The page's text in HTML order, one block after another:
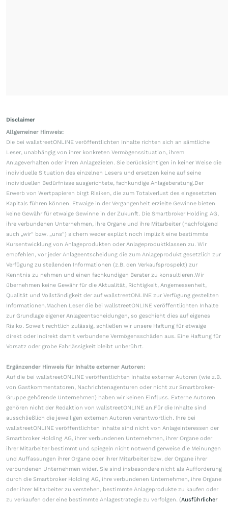
Disclaimer
Allgemeiner Hinweis:
Die bei wallstreetONLINE veröffentlichten Inhalte richten sich an sämtliche
Leser, unabhängig von ihrer konkreten Vermögenssituation, ihrem
Anlageverhalten oder ihren Anlagezielen. Sie berücksichtigen in keiner Weise die
individuelle Situation des einzelnen Lesers und ersetzen keine auf seine
individuellen Bedürfnisse ausgerichtete, fachkundige Anlageberatung.Der
Erwerb von Wertpapieren birgt Risiken, die zum Totalverlust des eingesetzten
Kapitals führen können. Etwaige in der Vergangenheit erzielte Gewinne bieten
keine Gewähr für etwaige Gewinne in der Zukunft. Die Smartbroker Holding AG,
ihre verbundenen Unternehmen, ihre Organe und ihre Mitarbeiter (nachfolgend
auch „wir“ bzw. „uns“) sichern weder explizit noch implizit eine bestimmte
Kursentwicklung von Anlageprodukten oder Anlageproduktklassen zu. Wir
empfehlen, vor jeder Anlageentscheidung die zum Anlageprodukt gesetzlich zur
Verfügung zu stellenden Informationen (z.B. den Verkaufsprospekt) zur
Kenntnis zu nehmen und einen fachkundigen Berater zu konsultieren.Wir
übernehmen keine Gewähr für die Aktualität, Richtigkeit, Angemessenheit,
Qualität und Vollständigkeit der auf wallstreetONLINE zur Verfügung gestellten
Informationen.Machen Leser die bei wallstreetONLINE veröffentlichten Inhalte
zur Grundlage eigener Anlageentscheidungen, so geschieht dies auf eigenes
Risiko. Soweit rechtlich zulässig, schließen wir unsere Haftung für etwaige
direkt oder indirekt damit verbundene Vermögensschäden aus. Eine Haftung für
Vorsatz oder grobe Fahrlässigkeit bleibt unberührt.
Ergänzender Hinweis für Inhalte externer Autoren:
Auf die bei wallstreetONLINE veröffentlichten Inhalte externer Autoren (wie z.B.
von Gastkommentatoren, Nachrichtenagenturen oder nicht zur Smartbroker-
Gruppe gehörende Unternehmen) haben wir keinen Einfluss. Externe Autoren
gehören nicht der Redaktion von wallstreetONLINE an.Für die Inhalte sind
ausschließlich die jeweiligen externen Autoren verantwortlich. Ihre bei
wallstreetONLINE veröffentlichten Inhalte sind nicht von Anlageinteressen der
Smartbroker Holding AG, ihrer verbundenen Unternehmen, ihrer Organe oder
ihrer Mitarbeiter bestimmt und spiegeln nicht notwendigerweise die Meinungen
und Auffassungen ihrer Organe oder ihrer Mitarbeiter bzw. der Organe ihrer
verbundenen Unternehmen wider. Sie sind insbesondere nicht als Aufforderung
durch die Smartbroker Holding AG, ihre verbundenen Unternehmen, ihre Organe
oder ihrer Mitarbeiter zu verstehen, bestimmte Anlageprodukte zu kaufen oder
zu verkaufen oder eine bestimmte Anlagestrategie zu verfolgen. (Ausführlicher